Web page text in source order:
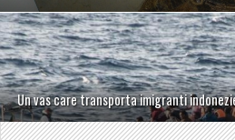
Un vas care transporta imigranti